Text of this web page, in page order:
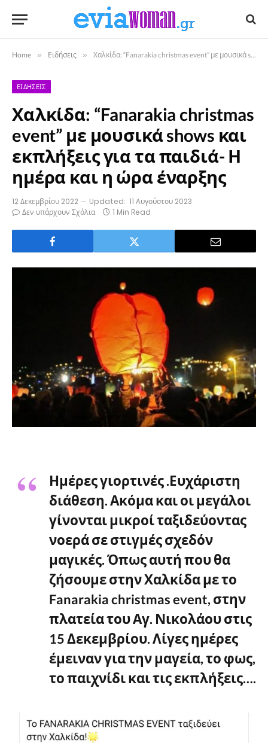
Home » Ειδήσεις » Χαλκίδα: “Fanarakia christmas event” με μουσικά shows και εκπλήξεις για τα παιδιά- Η ημέρα και η ώρα έναρξης
ΕΙΔΉΣΕΙΣ
Χαλκίδα: “Fanarakia christmas
event” με μουσικά shows και
εκπλήξεις για τα παιδιά- Η
ημέρα και η ώρα έναρξης
12 Δεκεμβρίου 2022 Updated: 11 Αυγούστου 2023
Δεν υπάρχουν Σχόλια
1 Min Read
Ημέρες γιορτινές .Ευχάριστη
διάθεση. Ακόμα και οι μεγάλοι
γίνονται μικροί ταξιδεύοντας
νοερά σε στιγμές σχεδόν
μαγικές. Όπως αυτή που θα
ζήσουμε στην Χαλκίδα με το
Fanarakia christmas event, στην
πλατεία του Αγ. Νικολάου στις
15 Δεκεμβρίου. Λίγες ημέρες
έμειναν για την μαγεία, το φως,
το παιχνίδι και τις εκπλήξεις….